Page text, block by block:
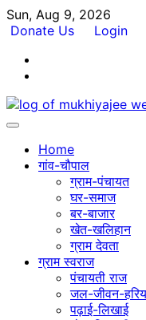
Skip
to
Sun, Aug 9, 2026
Donate Us
Login
Home
गांव-चौपाल
ग्राम-पंचायत
घर-समाज
बर-बाजार
खेत-खलिहान
ग्राम देवता
ग्राम स्वराज
पंचायती राज
जल-जीवन-
पढ़ाई-लिखाई